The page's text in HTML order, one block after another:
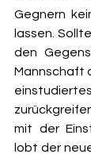
Gegnern
lassen.
den
Mannschaft
mit der
lobt der